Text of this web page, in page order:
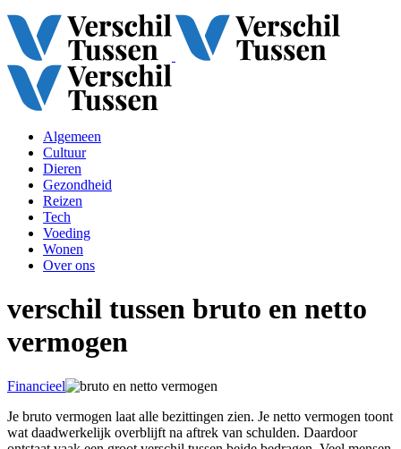
Algemeen
Cultuur
Dieren
Gezondheid
Reizen
Tech
Voeding
Wonen
Over ons
verschil tussen bruto en netto
vermogen
Financieel
Je bruto vermogen laat alle bezittingen zien. Je netto vermogen toont
wat daadwerkelijk overblijft na aftrek van schulden. Daardoor